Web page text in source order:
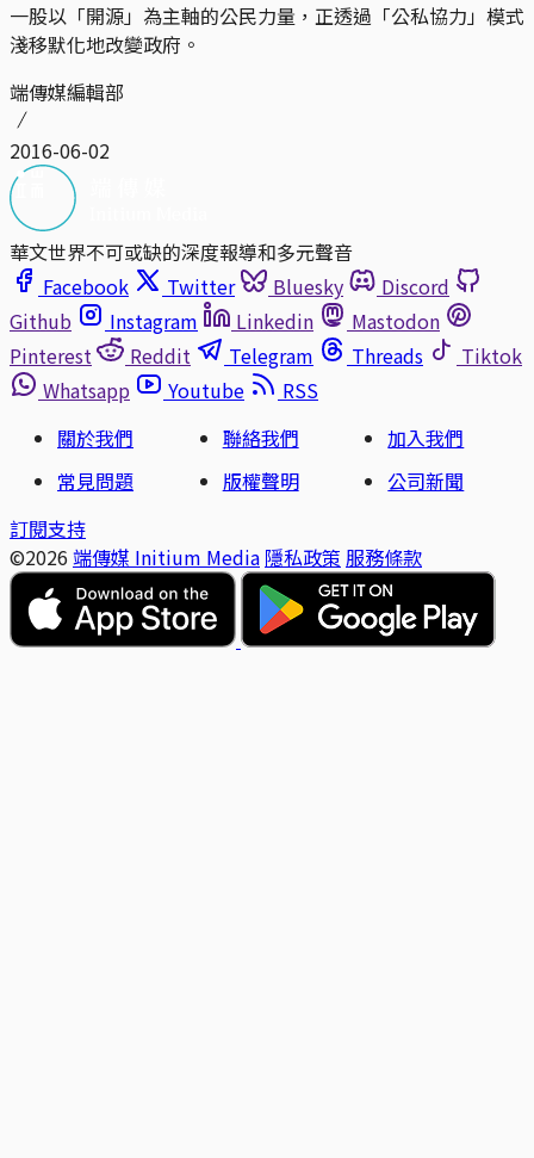
一股以「開源」為主軸的公民力量，正透過「公私協力」模式
淺移默化地改變政府。
端傳媒編輯部
2016-06-02
華文世界不可或缺的深度報導和多元聲音
Facebook
Twitter Bluesky
Discord
Github
Instagram Linkedin
Mastodon
Pinterest
Reddit Telegram Threads
Tiktok
Whatsapp
Youtube
RSS
關於我們
聯絡我們
加入我們
常見問題
版權聲明
公司新聞
訂閱支持
©2026 端傳媒 Initium Media 隱私政策 服務條款